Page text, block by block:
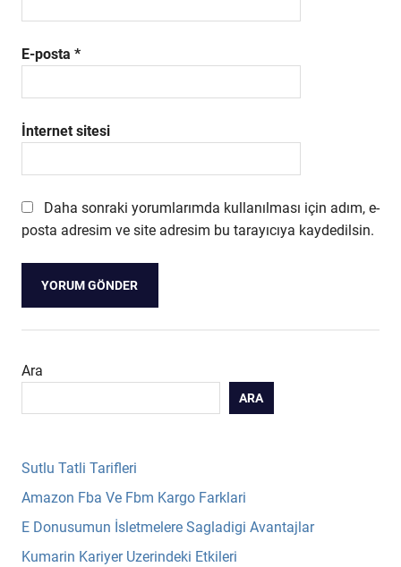
E-posta *
İnternet sitesi
Daha sonraki yorumlarımda kullanılması için adım, e-
posta adresim ve site adresim bu tarayıcıya kaydedilsin.
Ara
ARA
Sutlu Tatli Tarifleri
Amazon Fba Ve Fbm Kargo Farklari
E Donusumun İsletmelere Sagladigi Avantajlar
Kumarin Kariyer Uzerindeki Etkileri